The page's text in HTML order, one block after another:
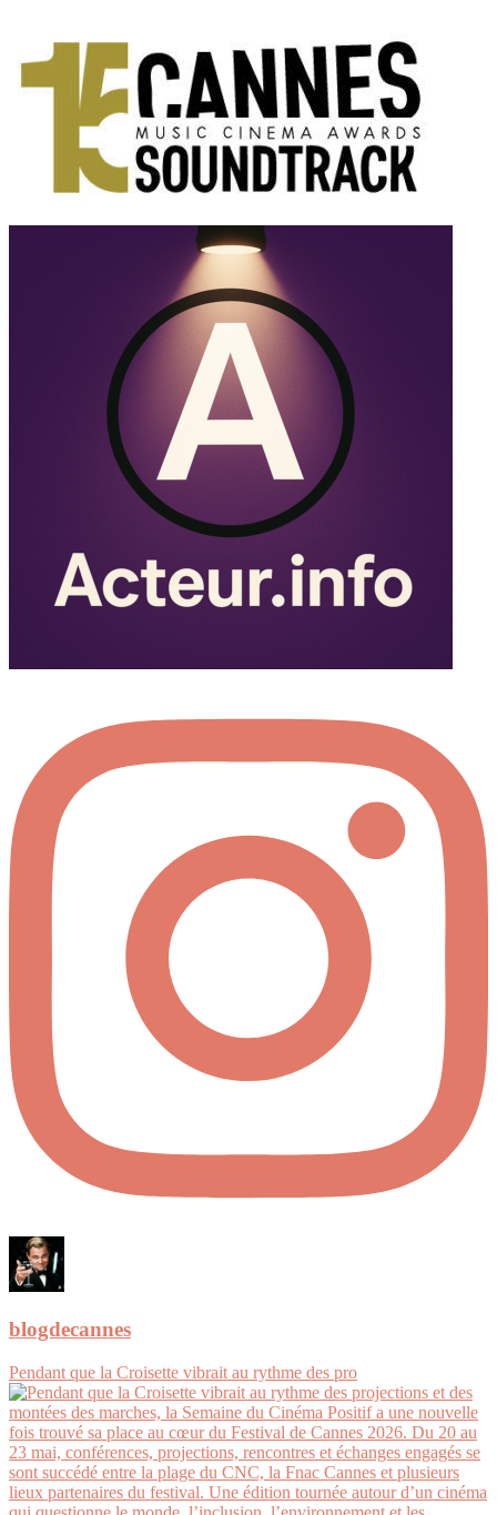
blogdecannes
Pendant que la Croisette vibrait au rythme des pro